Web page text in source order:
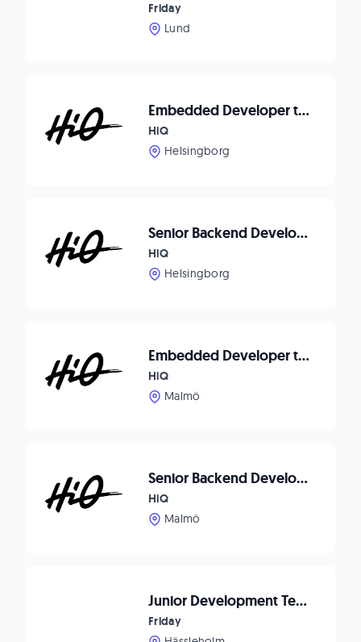
Friday
Lund
Embedded Developer till Helsingborg
HiQ
Helsingborg
Senior Backend Developer till Helsingborg
HiQ
Helsingborg
Embedded Developer till Malmö
HiQ
Malmö
Senior Backend Developer till Malmö
HiQ
Malmö
Junior Development Test Engineer till Spännande Bolag
Friday